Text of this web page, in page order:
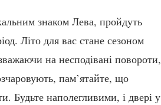
знаком Лева, пройдуть
Літо для вас стане сезоном
на несподівані повороти,
пам’ятайте, що
Будьте наполегливими, і двері у